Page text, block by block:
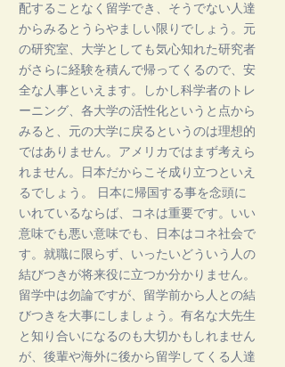
配することなく留学でき、そうでない人達
からみるとうらやましい限りでしょう。元
の研究室、大学としても気心知れた研究者
がさらに経験を積んで帰ってくるので、安
全な人事といえます。しかし科学者のトレ
ーニング、各大学の活性化というと点から
みると、元の大学に戻るというのは理想的
ではありません。アメリカではまず考えら
れません。日本だからこそ成り立つといえ
るでしょう。 日本に帰国する事を念頭に
いれているならば、コネは重要です。いい
意味でも悪い意味でも、日本はコネ社会で
す。就職に限らず、いったいどういう人の
結びつきが将来役に立つか分かりません。
留学中は勿論ですが、留学前から人との結
びつきを大事にしましょう。有名な大先生
と知り合いになるのも大切かもしれません
が、後輩や海外に後から留学してくる人達